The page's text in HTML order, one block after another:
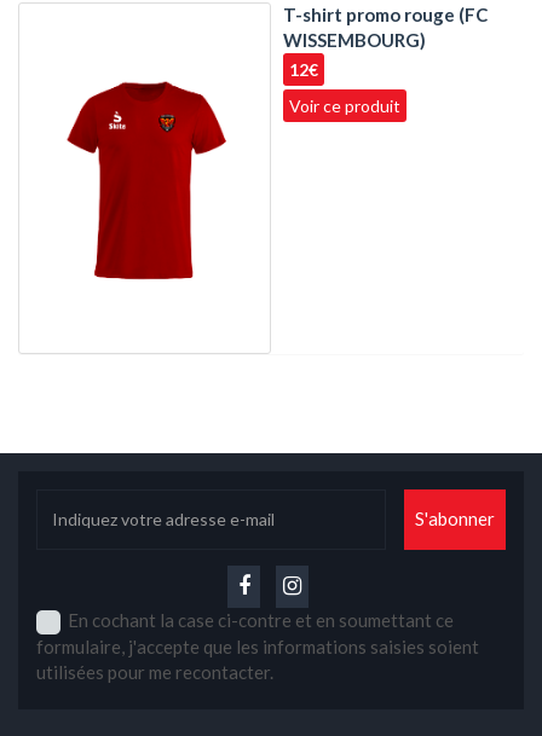
T-shirt promo rouge (FC
WISSEMBOURG)
12€
Voir ce produit
En cochant la case ci-contre et en soumettant ce
formulaire, j'accepte que les informations saisies soient
utilisées pour me recontacter.